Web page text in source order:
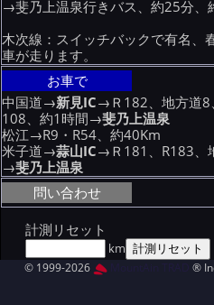
→斐乃上温泉行きバス、約25分、
木次線：スイッチバックで有名、
車が走ります。
お車で
中国道→新見IC→Ｒ182、地方道8
108、約1時間→斐乃上温泉
松江→R9・R54、約40Km
米子道→蒜山IC→Ｒ181、R183、
→斐乃上温泉
問い合わせ
計測リセット
km
© 1999-2026 MountAin TRAD ®